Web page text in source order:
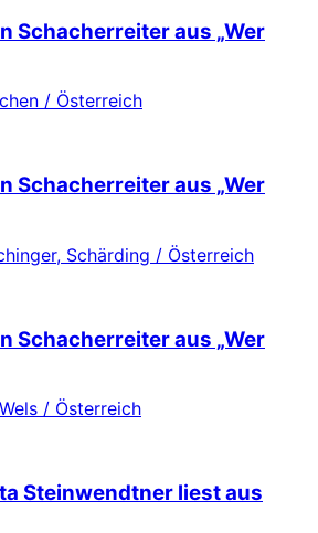
Schacherreiter aus „Wer
/ Österreich
Schacherreiter aus „Wer
Schärding / Österreich
Schacherreiter aus „Wer
/ Österreich
Steinwendtner liest aus